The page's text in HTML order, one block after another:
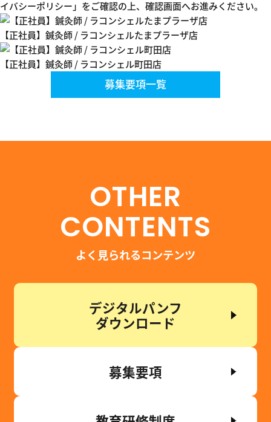
イバシーポリシー」 をご確認の上、確認画面へお進みください。
【正社員】鍼灸師 / ラコンシェルたまプラーザ店
【正社員】鍼灸師 / ラコンシェル町田店
募集要項一覧
OTHER
CONTENTS
よく見られるコンテンツ
デジタルパンフ
ダウンロード
募集要項